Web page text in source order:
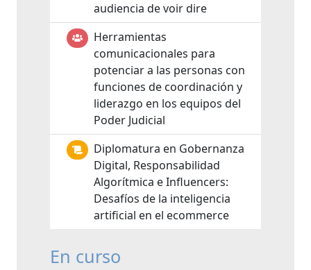
audiencia de voir dire
Herramientas
comunicacionales para
potenciar a las personas con
funciones de coordinación y
liderazgo en los equipos del
Poder Judicial
Diplomatura en Gobernanza
Digital, Responsabilidad
Algorítmica e Influencers:
Desafíos de la inteligencia
artificial en el ecommerce
En curso